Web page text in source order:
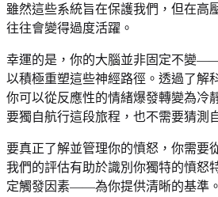
雖然這些系統旨在保護我們，但在高
往往會變得過度活躍。
幸運的是，你的大腦並非固定不變
以積極重塑這些神經路徑。透過了解
你可以從反應性的情緒爆發轉變為冷
要獨自航行這段旅程，也不需要猜測
要真正了解並管理你的憤怒，你需要
我們的評估有助於識別你獨特的憤
定觸發因素——為你提供清晰的基準